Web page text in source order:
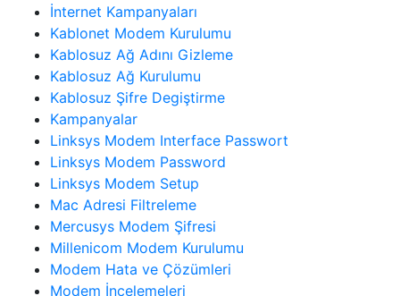
İnternet Kampanyaları
Kablonet Modem Kurulumu
Kablosuz Ağ Adını Gizleme
Kablosuz Ağ Kurulumu
Kablosuz Şifre Degiştirme
Kampanyalar
Linksys Modem Interface Passwort
Linksys Modem Password
Linksys Modem Setup
Mac Adresi Filtreleme
Mercusys Modem Şifresi
Millenicom Modem Kurulumu
Modem Hata ve Çözümleri
Modem İncelemeleri